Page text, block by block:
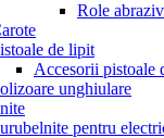
Role
de lipit
Accesorii pistoale
unghiulare
pentru